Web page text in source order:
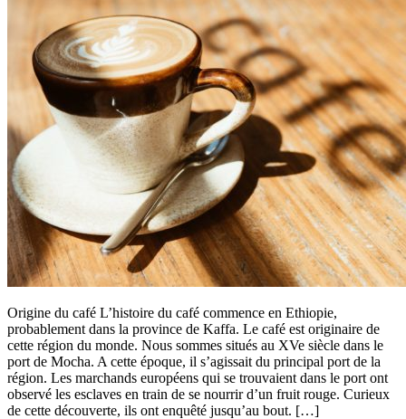
Origine du café L’histoire du café commence en Ethiopie,
probablement dans la province de Kaffa. Le café est originaire de
cette région du monde. Nous sommes situés au XVe siècle dans le
port de Mocha. A cette époque, il s’agissait du principal port de la
région. Les marchands européens qui se trouvaient dans le port ont
observé les esclaves en train de se nourrir d’un fruit rouge. Curieux
de cette découverte, ils ont enquêté jusqu’au bout. […]